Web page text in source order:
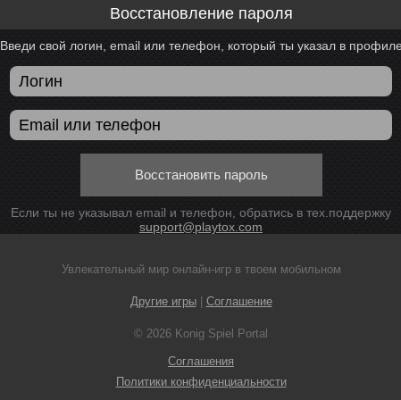
Восстановление пароля
Введи свой логин, email или телефон, который ты указал в
Восстановить пароль
Если ты не указывал email и телефон, обратись в тех.поддержку
support@playtox.com
Увлекательный мир онлайн-игр в твоем мобильном
Другие игры| Соглашение
© 2026 Konig Spiel Portal
Соглашения
Политики конфиденциальности